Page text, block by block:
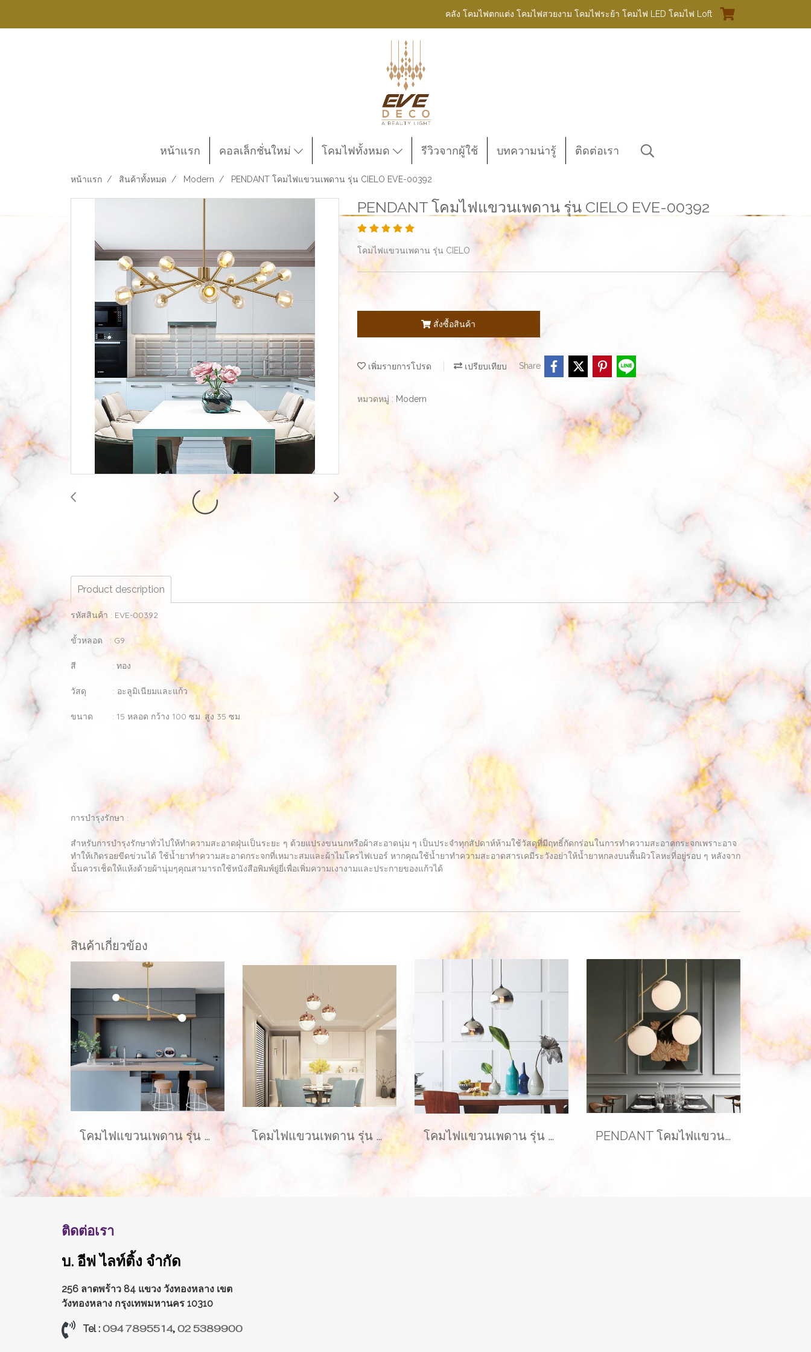
คลัง โคมไฟตกแต่ง โคมไฟสวยงาม โคมไฟระย้า โคมไฟ LED โคมไฟ Loft
หน้าแรก คอลเล็กชั่นใหม่ โคมไฟทั้งหมด รีวิวจากผู้ใช้ บทความน่ารู้ ติดต่อเรา
หน้าแรก สินค้าทั้งหมด Modern PENDANT โคมไฟแขวนเพดาน รุ่น CIELO EVE-00392
PENDANT โคมไฟแขวนเพดาน รุ่น CIELO EVE-00392
โคมไฟแขวนเพดาน รุ่น CIELO
สั่งซื้อสินค้า
เพิ่มรายการโปรด เปรียบเทียบ Share
หมวดหมู่ : Modern
Product description
รหัสสินค้า : EVE-00392
ขั้วหลอด : G9
สี : ทอง
วัสดุ : อะลูมิเนียมและแก้ว
ขนาด : 15 หลอด กว้าง 100 ซม. สูง 35 ซม.
การบำรุงรักษา :
สำหรับการบำรุงรักษาทั่วไปให้ทำความสะอาดฝุ่นเป็นระยะ ๆ ด้วยแปรงขนนกหรือผ้าสะอาดนุ่ม ๆ เป็นประจำทุกสัปดาห์ห้ามใช้วัสดุที่มีฤทธิ์กัดกร่อนในการทำความสะอาดกระจกเพราะอาจ
ทำให้เกิดรอยขีดข่วนได้ ใช้น้ำยาทำความสะอาดกระจกที่เหมาะสมและผ้าไมโครไฟเบอร์ หากคุณใช้น้ำยาทำความสะอาดสารเคมีระวังอย่าให้น้ำยาหกลงบนพื้นผิวโลหะที่อยู่รอบ ๆ หลังจาก
นั้นควรเช็ดให้แห้งด้วยผ้านุ่มๆคุณสามารถใช้หนังสือพิมพ์ยู่ยี่เพื่อเพิ่มความเงางามและประกายของแก้วได้
สินค้าเกี่ยวข้อง
โคมไฟแขวนเพดาน รุ่น LATHER EVE-00411 สำหรับใส่หลอด E27 จำนวน 2 ดวง โคมไฟแขวนเพดาน รุ่น GRAYCE EVE-00417 LED 5W โคมไฟแขวนเพดาน รุ่น LAYLA EVE-00416 สำหรับใส่หลอด E27 จำนวน 1 ดวง PENDANT โคมไฟแขวนเพดาน รุ่น ABALL สำหรับใส่หลอด E27 จำนวน 1 ดวง
ติดต่อเรา
บ. อีฟ ไลท์ติ้ง จำกัด
256 ลาดพร้าว 84 แขวง วังทองหลาง เขต
วังทองหลาง กรุงเทพมหานคร 10310
Tel : 094 7895514,02 5389900